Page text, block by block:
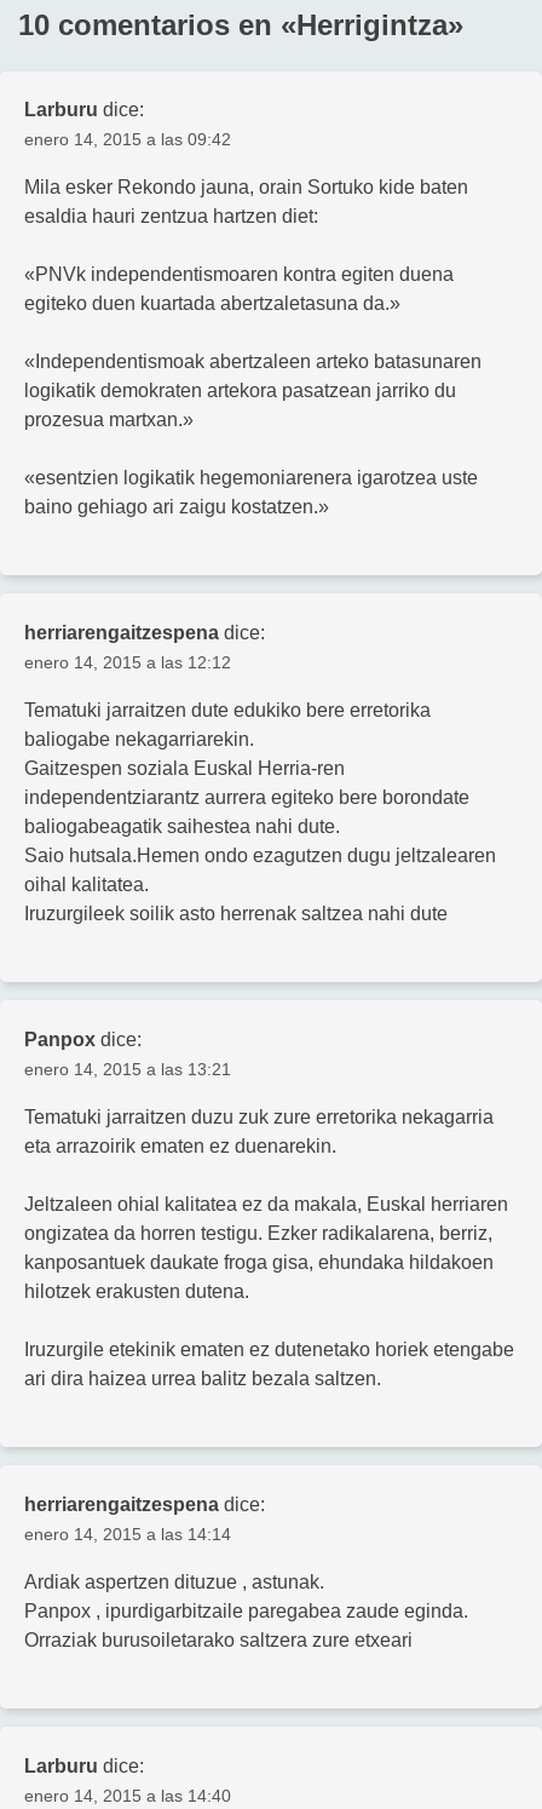
10 comentarios en «Herrigintza»
Larburu dice:
enero 14, 2015 a las 09:42
Mila esker Rekondo jauna, orain Sortuko kide baten
esaldia hauri zentzua hartzen diet:
«PNVk independentismoaren kontra egiten duena
egiteko duen kuartada abertzaletasuna da.»
«Independentismoak abertzaleen arteko batasunaren
logikatik demokraten artekora pasatzean jarriko du
prozesua martxan.»
«esentzien logikatik hegemoniarenera igarotzea uste
baino gehiago ari zaigu kostatzen.»
herriarengaitzespena dice:
enero 14, 2015 a las 12:12
Tematuki jarraitzen dute edukiko bere erretorika
baliogabe nekagarriarekin.
Gaitzespen soziala Euskal Herria-ren
independentziarantz aurrera egiteko bere borondate
baliogabeagatik saihestea nahi dute.
Saio hutsala.Hemen ondo ezagutzen dugu jeltzalearen
oihal kalitatea.
Iruzurgileek soilik asto herrenak saltzea nahi dute
Panpox dice:
enero 14, 2015 a las 13:21
Tematuki jarraitzen duzu zuk zure erretorika nekagarria
eta arrazoirik ematen ez duenarekin.
Jeltzaleen ohial kalitatea ez da makala, Euskal herriaren
ongizatea da horren testigu. Ezker radikalarena, berriz,
kanposantuek daukate froga gisa, ehundaka hildakoen
hilotzek erakusten dutena.
Iruzurgile etekinik ematen ez dutenetako horiek etengabe
ari dira haizea urrea balitz bezala saltzen.
herriarengaitzespena dice:
enero 14, 2015 a las 14:14
Ardiak aspertzen dituzue , astunak.
Panpox , ipurdigarbitzaile paregabea zaude eginda.
Orraziak burusoiletarako saltzera zure etxeari
Larburu dice:
enero 14, 2015 a las 14:40